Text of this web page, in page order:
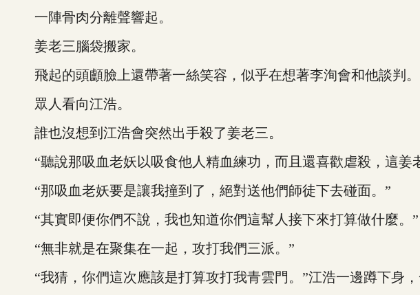
一陣骨肉分離聲響起。
姜老三腦袋搬家。
飛起的頭顱臉上還帶著一絲笑容，似乎在想著李洵會和他談判。
眾人看向江浩。
誰也沒想到江浩會突然出手殺了姜老三。
“聽說那吸血老妖以吸食他人精血練功，而且還喜歡虐殺，這姜
“那吸血老妖要是讓我撞到了，絕對送他們師徒下去碰面。”
“其實即便你們不說，我也知道你們這幫人接下來打算做什麼。”
“無非就是在聚集在一起，攻打我們三派。”
“我猜，你們這次應該是打算攻打我青雲門。”江浩一邊蹲下身，